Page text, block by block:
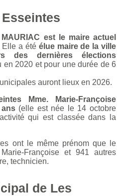
MAURIAC est le maire actuel
Elle a été élue maire de la ville
des dernières élections
en 2020 et pour une durée de 6
auront lieux en 2026.
Mme. Marie-Françoise
(elle est née le 14 octobre
qui est classée dans la
ont le même prénom que le
Françoise et 941 autres
technicien.
de Les